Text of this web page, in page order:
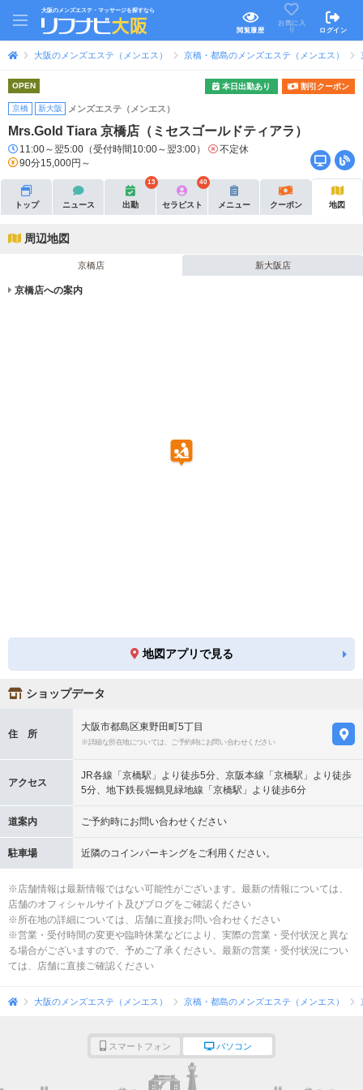
大阪のメンズエステ・マッサージを探すなら
閲覧履歴
お気に入
り
ログイン
大阪のメンズエステ（メンエス） 京橋・都島のメンズエステ（メンエス）
OPEN 本日出勤あり 割引クーポン
京橋 新大阪 メンズエステ（メンエス）
Mrs.Gold Tiara 京橋店（ミセスゴールドティアラ）
11:00～翌5:00（受付時間10:00～翌3:00）
不定休
90分15,000円～
トップ ニュース 出勤
13
セラピスト
40
メニュー クーポン 地図
周辺地図
京橋店 新大阪店
京橋店への案内
地図アプリで見る
ショップデータ
住 所
大阪市都島区東野田町5丁目
※詳細な所在地については、ご予約時にお問い合わせください
アクセス
JR各線「京橋駅」より徒歩5分、京阪本線「京橋駅」より徒歩
5分、地下鉄長堀鶴見緑地線「京橋駅」より徒歩6分
道案内 ご予約時にお問い合わせください
駐車場 近隣のコインパーキングをご利用ください。
※店舗情報は最新情報ではない可能性がございます。最新の情報については、
店舗のオフィシャルサイト及びブログをご確認ください
※所在地の詳細については、店舗に直接お問い合わせください
※営業・受付時間の変更や臨時休業などにより、実際の営業・受付状況と異な
る場合がございますので、予めご了承ください。最新の営業・受付状況につい
ては、店舗に直接ご確認ください
大阪のメンズエステ（メンエス） 京橋・都島のメンズエステ（メンエス）
スマートフォン パソコン